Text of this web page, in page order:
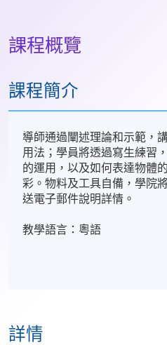
課程概覽
課程簡介
導師通過闡述理論和示範，
用法；學員將透過寫生練習
的運用，以及如何表達物體
彩。物料及工具自備，學院
送電子郵件說明詳情。
教學語言：粵語
詳情